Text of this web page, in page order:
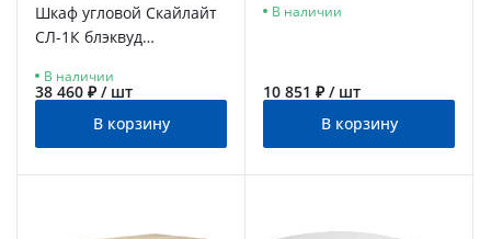
Шкаф угловой Скайлайт
СЛ-1К блэквуд
меренга
В наличии
38 460 ₽ / шт
В корзину
В наличии
10 851 ₽ / шт
В корзину